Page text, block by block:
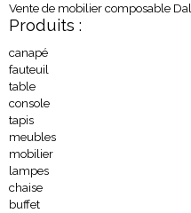
Vente de mobilier composable
Produits :
canapé
fauteuil
table
console
tapis
meubles
mobilier
lampes
chaise
buffet